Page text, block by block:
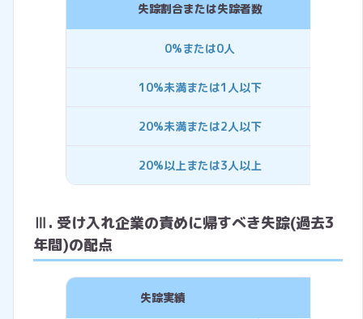
失踪割合または失踪者数
0%または0人
10%未満または1人以下
20%未満または2人以下
20%以上または3人以上
Ⅲ. 受け入れ企業の責めに帰すべき失踪(過去3
年間)の配点
失踪実績